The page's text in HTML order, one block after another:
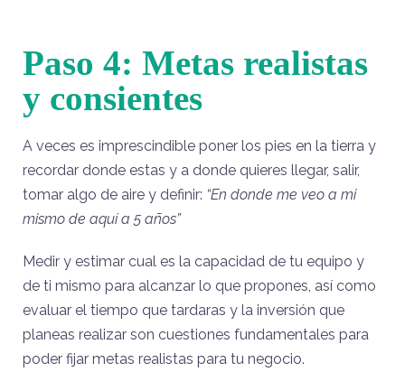
Paso 4: Metas realistas
y consientes
A veces es imprescindible poner los pies en la tierra y
recordar donde estas y a donde quieres llegar, salir,
tomar algo de aire y definir: “En donde me veo a mi
mismo de aquí a 5 años”
Medir y estimar cual es la capacidad de tu equipo y
de ti mismo para alcanzar lo que propones, así como
evaluar el tiempo que tardaras y la inversión que
planeas realizar son cuestiones fundamentales para
poder fijar metas realistas para tu negocio.